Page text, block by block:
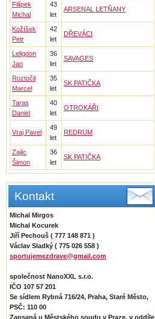
Filípek
Michal
43
let
ARSENAL LETŇANY
Kožíšek
Petr
42
let
DŘEVÁCI
Leligdon
Jan
36
let
SAVAGES
Roztočil
Marcel
35
let
SK PATIČKA
Taras
Daniel
40
let
OTROKÁŘI
Vraj Pavel
49
let
REDRUM
Zajíc
Šimon
36
let
SK PATIČKA
Kontakt
Michal Mirgos
Michal Kocurek
Jiří Pechouš ( 777 148 871 )
Václav Sladký ( 775 026 558 )
sportujemezdrave@gmail.com
společnost NanoXXL s.r.o.
IČO 107 57 201
Se sídlem Rybná 716/24, Praha, Staré Město,
PSČ: 110 00
Zapsaná u Městského soudu v Praze, v oddíle